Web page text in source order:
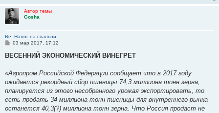
Автор темы
Gosha
Re: Налог на спальни
С
о
е
и
е
03 мар 2017, 17:12
ВЕСЕННИЙ ЭКОНОМИЧЕСКИЙ ВИНЕГРЕТ
«Агропром Российской Федерации сообщает что в 2017 году
ожидается рекордный сбор пшеницы 74,3 миллиона тонн зерна,
планируется из этого несобранного урожая экспортировать, то
есть продать 34 миллиона тонн пшеницы для внутреннего рынка
останется 40,3(?) миллиона тонн зерна. Что Россия продаст не